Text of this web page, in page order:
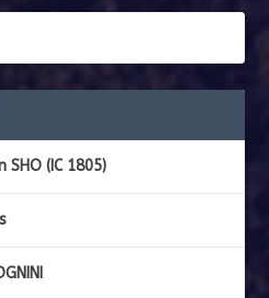
(IC 1805)